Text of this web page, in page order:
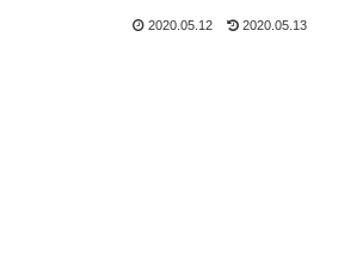
2020.05.12 2020.05.13